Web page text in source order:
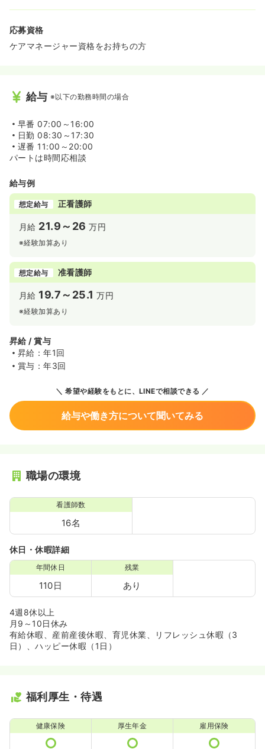
応募資格
ケアマネージャー資格をお持ちの方
給与 ※以下の勤務時間の場合
早番 07:00～16:00
日勤 08:30～17:30
遅番 11:00～20:00
パートは時間応相談
給与例
想定給与 正看護師
月給 21.9～26 万円
※経験加算あり
想定給与 准看護師
月給 19.7～25.1 万円
※経験加算あり
昇給 / 賞与
昇給：年1回
賞与：年3回
希望や経験をもとに、LINEで相談できる
給与や働き方について聞いてみる
職場の環境
看護師数
16名
休日・休暇詳細
年間休日
110日
残業
あり
4週8休以上
月9～10日休み
有給休暇、産前産後休暇、育児休業、リフレッシュ休暇（3
日）、ハッピー休暇（1日）
福利厚生・待遇
健康保険 厚生年金 雇用保険